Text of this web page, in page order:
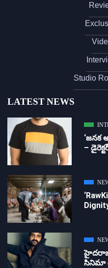
Studio
LATEST NEWS
‘జ‌న‌క
–
సినిమా